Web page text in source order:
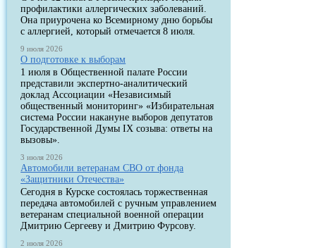
профилактики аллергических заболеваний.
Она приурочена ко Всемирному дню борьбы
с аллергией, который отмечается 8 июля.
9 июля 2026
О подготовке к выборам
1 июля в Общественной палате России
представили экспертно-аналитический
доклад Ассоциации «Независимый
общественный мониторинг» «Избирательная
система России накануне выборов депутатов
Государственной Думы IX созыва: ответы на
вызовы».
3 июля 2026
Автомобили ветеранам СВО от фонда
«Защитники Отечества»
Сегодня в Курске состоялась торжественная
передача автомобилей с ручным управлением
ветеранам специальной военной операции
Дмитрию Сергееву и Дмитрию Фурсову.
2 июля 2026